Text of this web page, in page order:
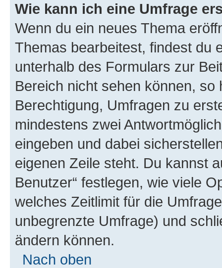
Wie kann ich eine Umfrage
Wenn du ein neues Thema
Themas bearbeitest, findest du
unterhalb des Formulars zur
Bereich nicht sehen können,
Berechtigung, Umfragen zu
mindestens zwei
eingeben und dabei
eigenen Zeile steht. Du kannst
Benutzer“ festlegen, wie viele
welches Zeitlimit für die
unbegrenzte Umfrage) und
ändern können.
Nach oben